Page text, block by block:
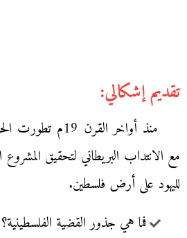
تقديم إشكالي:
منذ أواخر القرن
مع الانتداب البريطاني لتحقيق
لليهود على أرض فلسطين.
فما هي جذور القضية الفلسطينية؟